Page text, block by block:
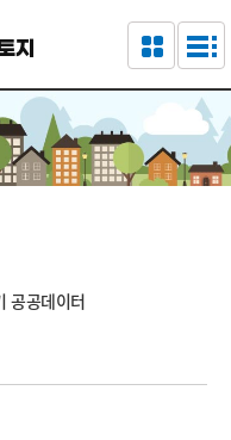
지
공공데이터